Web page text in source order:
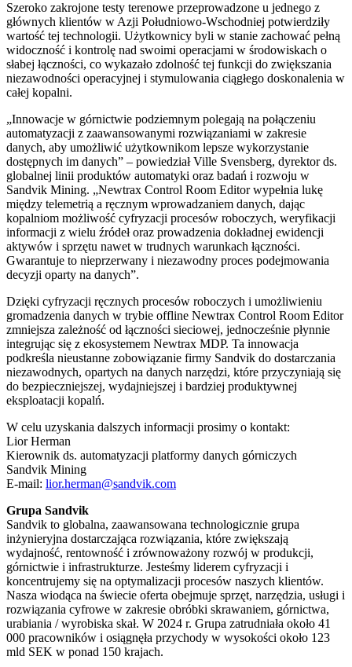
Szeroko zakrojone testy terenowe przeprowadzone u jednego z
głównych klientów w Azji Południowo-Wschodniej potwierdziły
wartość tej technologii. Użytkownicy byli w stanie zachować pełną
widoczność i kontrolę nad swoimi operacjami w środowiskach o
słabej łączności, co wykazało zdolność tej funkcji do zwiększania
niezawodności operacyjnej i stymulowania ciągłego doskonalenia w
całej kopalni.
„Innowacje w górnictwie podziemnym polegają na połączeniu
automatyzacji z zaawansowanymi rozwiązaniami w zakresie
danych, aby umożliwić użytkownikom lepsze wykorzystanie
dostępnych im danych” – powiedział Ville Svensberg, dyrektor ds.
globalnej linii produktów automatyki oraz badań i rozwoju w
Sandvik Mining. „Newtrax Control Room Editor wypełnia lukę
między telemetrią a ręcznym wprowadzaniem danych, dając
kopalniom możliwość cyfryzacji procesów roboczych, weryfikacji
informacji z wielu źródeł oraz prowadzenia dokładnej ewidencji
aktywów i sprzętu nawet w trudnych warunkach łączności.
Gwarantuje to nieprzerwany i niezawodny proces podejmowania
decyzji oparty na danych”.
Dzięki cyfryzacji ręcznych procesów roboczych i umożliwieniu
gromadzenia danych w trybie offline Newtrax Control Room Editor
zmniejsza zależność od łączności sieciowej, jednocześnie płynnie
integrując się z ekosystemem Newtrax MDP. Ta innowacja
podkreśla nieustanne zobowiązanie firmy Sandvik do dostarczania
niezawodnych, opartych na danych narzędzi, które przyczyniają się
do bezpieczniejszej, wydajniejszej i bardziej produktywnej
eksploatacji kopalń.
W celu uzyskania dalszych informacji prosimy o kontakt:
Lior Herman
Kierownik ds. automatyzacji platformy danych górniczych
Sandvik Mining
E-mail: lior.herman@sandvik.com
Grupa Sandvik
Sandvik to globalna, zaawansowana technologicznie grupa
inżynieryjna dostarczająca rozwiązania, które zwiększają
wydajność, rentowność i zrównoważony rozwój w produkcji,
górnictwie i infrastrukturze. Jesteśmy liderem cyfryzacji i
koncentrujemy się na optymalizacji procesów naszych klientów.
Nasza wiodąca na świecie oferta obejmuje sprzęt, narzędzia, usługi i
rozwiązania cyfrowe w zakresie obróbki skrawaniem, górnictwa,
urabiania / wyrobiska skał. W 2024 r. Grupa zatrudniała około 41
000 pracowników i osiągnęła przychody w wysokości około 123
mld SEK w ponad 150 krajach.